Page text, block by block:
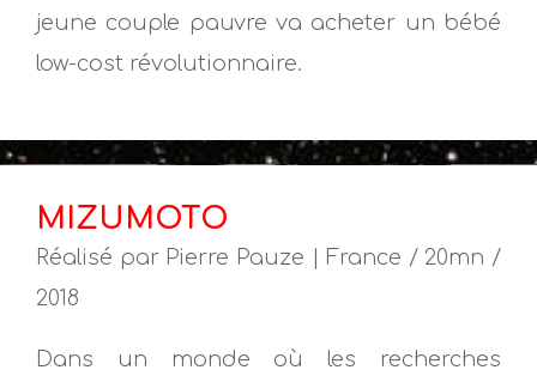
jeune couple pauvre va acheter un bébé
low-cost révolutionnaire.
MIZUMOTO
Réalisé par Pierre Pauze | France / 20mn /
2018
Dans un monde où les recherches